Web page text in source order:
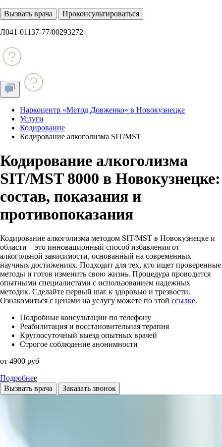
Вызвать врача Проконсультироваться
Л041-01137-77/00293272
Наркоцентр «Метод Довженко» в Новокузнецке
Услуги
Кодирование
Кодирование алкоголизма SIT/MST
Кодирование алкоголизма
SIT/MST 8000 в Новокузнецке:
состав, показания и
противопоказания
Кодирование алкоголизма методом SIT/MST в Новокузнецке и
области – это инновационный способ избавления от
алкогольной зависимости, основанный на современных
научных достижениях. Подходит для тех, кто ищет проверенные
методы и готов изменить свою жизнь. Процедура проводится
опытными специалистами с использованием надежных
методик. Сделайте первый шаг к здоровью и трезвости.
Ознакомиться с ценами на услугу можете по этой ссылке.
Подробные консультации по телефону
Реабилитация и восстановительная терапия
Круглосуточный выезд опытных врачей
Строгое соблюдение анонимности
от 4900 руб
Подробнее
Вызвать врача
Заказать звонок